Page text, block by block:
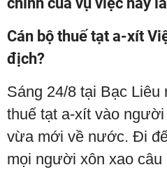
Cán bộ thuế tạt a-xít
địch?
Sáng 24/8 tại Bạc Liêu
thuế tạt a-xít vào
vừa mới về nước. Đi
mọi người xôn xao câu